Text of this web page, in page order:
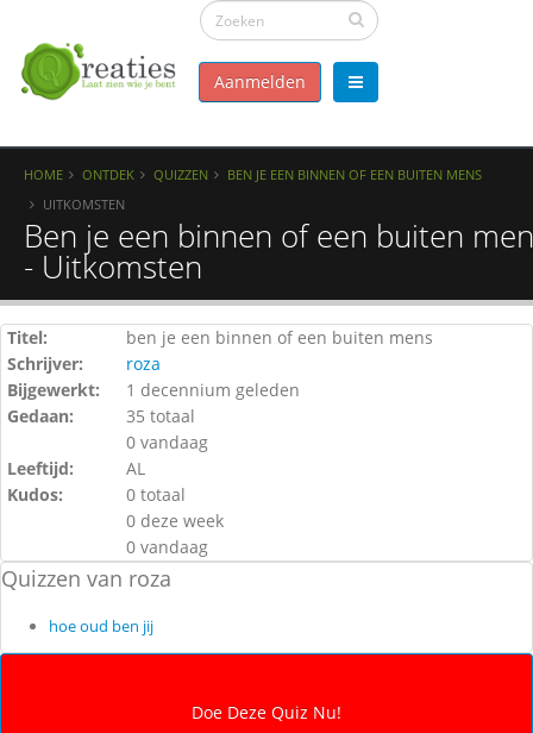
Aanmelden
HOME ONTDEK QUIZZEN
BEN JE EEN BINNEN OF EEN BUITEN MENS
UITKOMSTEN
Ben je een binnen of een buiten
- Uitkomsten
Titel:
ben je een binnen of een buiten mens
Schrijver:
roza
Bijgewerkt:
1 decennium geleden
Gedaan:
35 totaal
0 vandaag
Leeftijd:
AL
Kudos:
0 totaal
0 deze week
0 vandaag
Quizzen van roza
hoe oud ben jij